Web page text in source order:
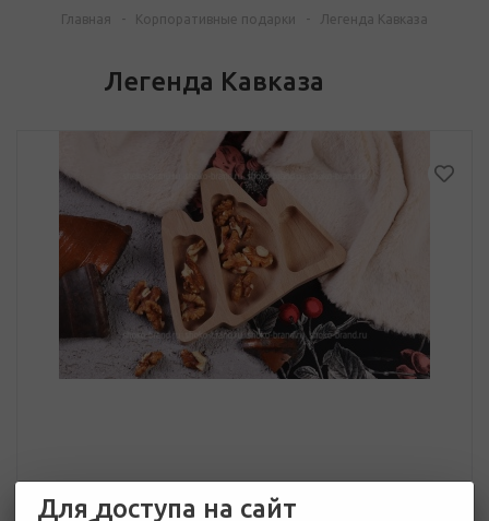
Главная - Корпоративные подарки - Легенда Кавказа
Легенда Кавказа
Для доступа на сайт